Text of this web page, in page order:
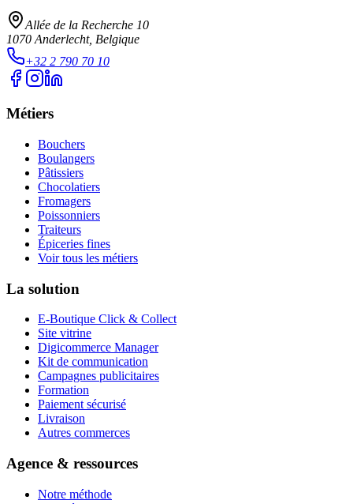
Allée de la Recherche 10
1070 Anderlecht, Belgique
+32 2 790 70 10
Métiers
Bouchers
Boulangers
Pâtissiers
Chocolatiers
Fromagers
Poissonniers
Traiteurs
Épiceries fines
Voir tous les métiers
La solution
E-Boutique Click & Collect
Site vitrine
Digicommerce Manager
Kit de communication
Campagnes publicitaires
Formation
Paiement sécurisé
Livraison
Autres commerces
Agence & ressources
Notre méthode